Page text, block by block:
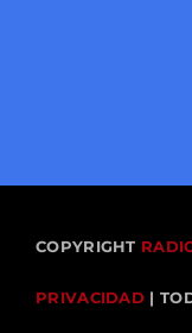
COPYRIGHT
PRIVACIDAD |